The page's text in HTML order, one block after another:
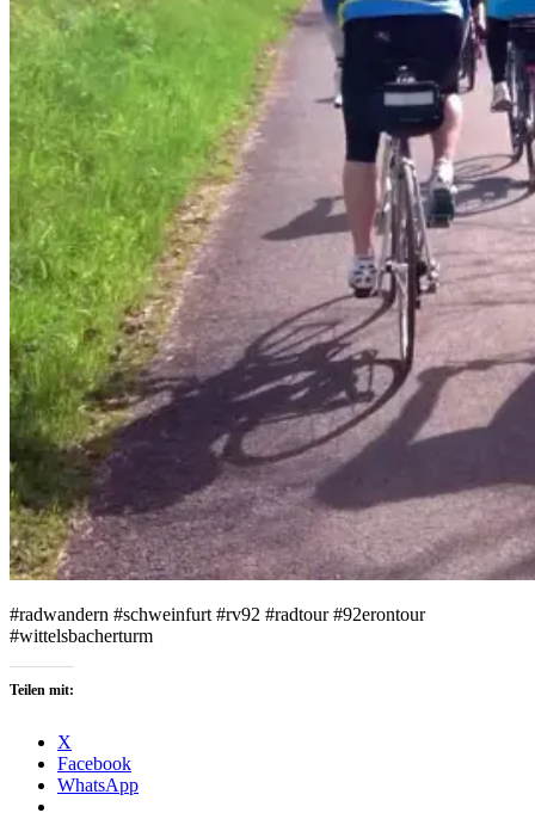
#radwandern #schweinfurt #rv92 #radtour #92erontour
‪#wittelsbacherturm
Teilen mit:
X
Facebook
WhatsApp